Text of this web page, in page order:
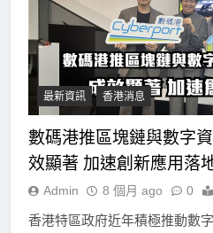
最新資訊 香港消息
數碼港推區塊鏈與數字
效顯著 加速創新應用落
Admin 8 個月 ago 0
香港特區政府近年積極推動數